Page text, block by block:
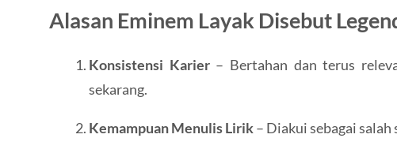
Alasan Eminem Layak Disebut
Konsistensi Karier– Bertahan dan terus
sekarang.
Kemampuan Menulis Lirik– Diakui sebagai